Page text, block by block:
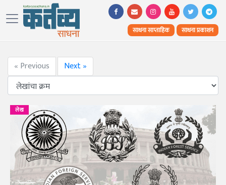
साधना साप्ताहिक साधना प्रकाशन
« Previous Next »
लेख